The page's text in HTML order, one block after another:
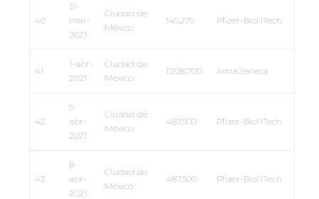
40
31-
mar-
2021
Ciudad de
México
145,275 Pfizer-BioNTech
41
1-abr-
2021
Ciudad de
México
1’208,700 AstraZeneca
42
5-
abr-
2021
Ciudad de
México
487,500 Pfizer-BioNTech
43
8-
abr-
2021
Ciudad de
México
487,500 Pfizer-BioNTech